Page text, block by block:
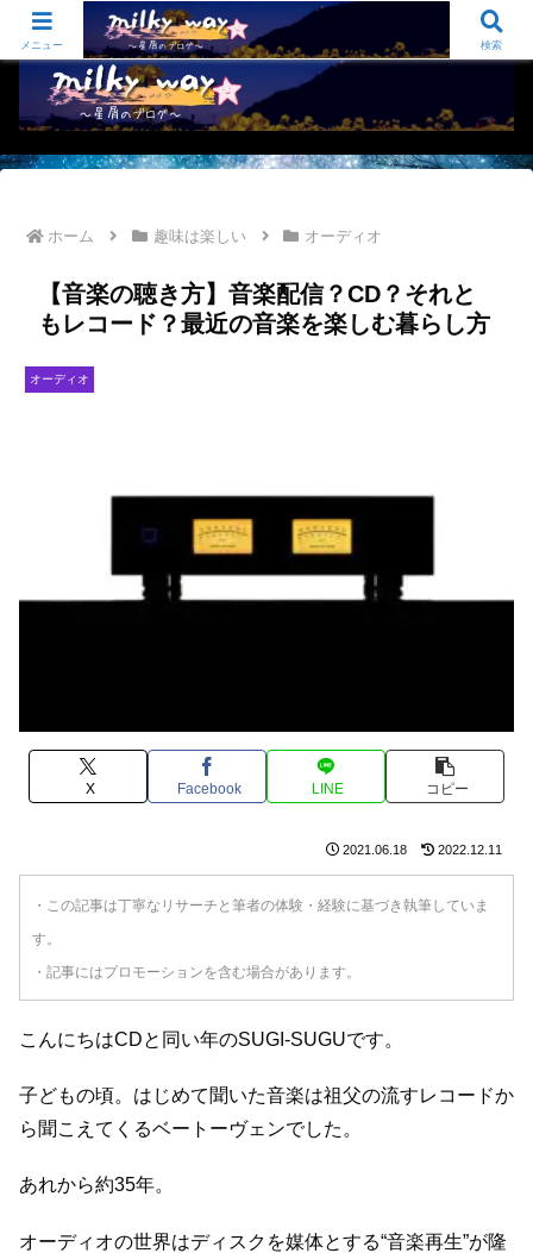
sugi-sugu夫婦のふたりごと オーディオ/仕事と生活のお役立ち/いろいろ…
ホーム 趣味は楽しい オーディオ
【音楽の聴き方】音楽配信？CD？それと
もレコード？最近の音楽を楽しむ暮らし方
オーディオ
X Facebook LINE コピー
2021.06.18 2022.12.11
・この記事は丁寧なリサーチと筆者の体験・経験に基づき執筆していま
す。
・記事にはプロモーションを含む場合があります。
こんにちはCDと同い年のSUGI-SUGUです。
子どもの頃。はじめて聞いた音楽は祖父の流すレコードか
ら聞こえてくるベートーヴェンでした。
あれから約35年。
オーディオの世界はディスクを媒体とする“音楽再生”が隆
メニュー 検索